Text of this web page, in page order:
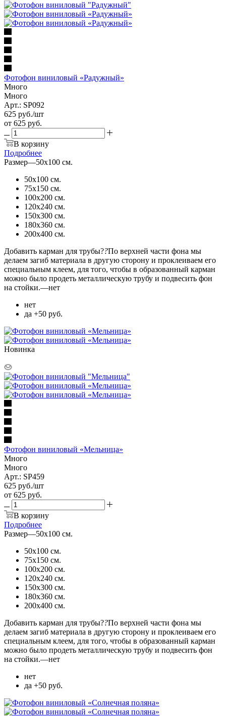
Фотофон виниловый «Радужный»
Много
Много
Арт.: SP092
625 руб./шт
от 625 руб.
В корзину
Подробнее
Размер—50х100 см.
50х100 см.
75х150 см.
100х200 см.
120х240 см.
150х300 см.
180х360 см.
200х400 см.
Добавить карман для трубы??По верхней части фона мы
делаем загиб материала в другую сторону и проклеиваем его
специальным клеем, для того, чтобы в образованный карман
можно было продеть металлическую трубу и подвесить фон
на стойки.—нет
нет
да +50 руб.
Новинка
Фотофон виниловый «Мельница»
Много
Много
Арт.: SP459
625 руб./шт
от 625 руб.
В корзину
Подробнее
Размер—50х100 см.
50х100 см.
75х150 см.
100х200 см.
120х240 см.
150х300 см.
180х360 см.
200х400 см.
Добавить карман для трубы??По верхней части фона мы
делаем загиб материала в другую сторону и проклеиваем его
специальным клеем, для того, чтобы в образованный карман
можно было продеть металлическую трубу и подвесить фон
на стойки.—нет
нет
да +50 руб.